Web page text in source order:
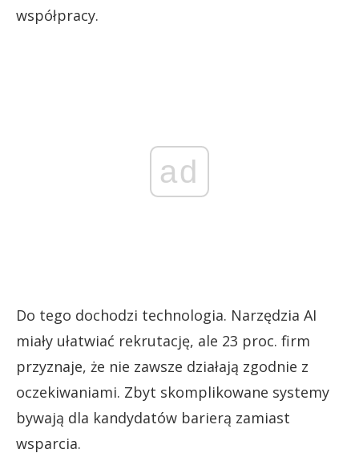
współpracy.
ad
Do tego dochodzi technologia. Narzędzia AI
miały ułatwiać rekrutację, ale 23 proc. firm
przyznaje, że nie zawsze działają zgodnie z
oczekiwaniami. Zbyt skomplikowane systemy
bywają dla kandydatów barierą zamiast
wsparcia.